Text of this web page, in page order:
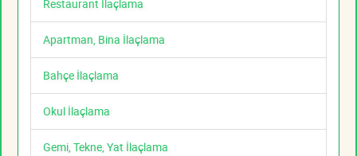
Restaurant İlaçlama
Apartman, Bina İlaçlama
Bahçe İlaçlama
Okul İlaçlama
Gemi, Tekne, Yat İlaçlama